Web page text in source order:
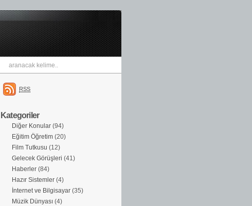
RSS
Kategoriler
Diğer Konular (94)
Eğitim Öğretim (20)
Film Tutkusu (12)
Gelecek Görüşleri (41)
Haberler (84)
Hazır Sistemler (4)
İnternet ve Bilgisayar (35)
Müzik Dünyası (4)